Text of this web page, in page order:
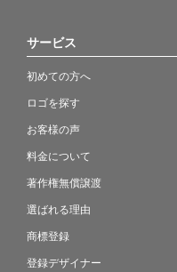
サービス
初めての方へ
ロゴを探す
お客様の声
料金について
著作権無償譲渡
選ばれる理由
商標登録
登録デザイナー